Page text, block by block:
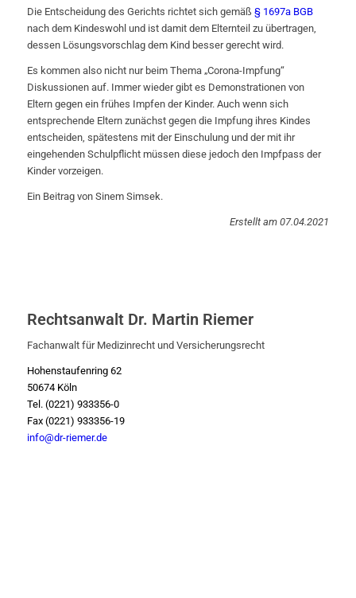
Die Entscheidung des Gerichts richtet sich gemäß § 1697a BGB
nach dem Kindeswohl und ist damit dem Elternteil zu übertragen,
dessen Lösungsvorschlag dem Kind besser gerecht wird.
Es kommen also nicht nur beim Thema „Corona-Impfung“
Diskussionen auf. Immer wieder gibt es Demonstrationen von
Eltern gegen ein frühes Impfen der Kinder. Auch wenn sich
entsprechende Eltern zunächst gegen die Impfung ihres Kindes
entscheiden, spätestens mit der Einschulung und der mit ihr
eingehenden Schulpflicht müssen diese jedoch den Impfpass der
Kinder vorzeigen.
Ein Beitrag von Sinem Simsek.
Erstellt am 07.04.2021
Rechtsanwalt Dr. Martin Riemer
Fachanwalt für Medizinrecht und Versicherungsrecht
Hohenstaufenring 62
50674 Köln
Tel. (0221) 933356-0
Fax (0221) 933356-19
info@dr-riemer.de